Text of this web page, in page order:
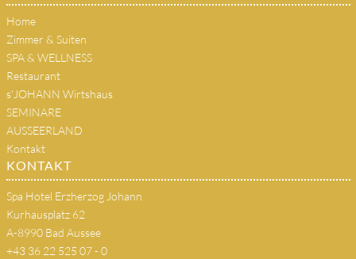
Home
Zimmer & Suiten
SPA & WELLNESS
Restaurant
s'JOHANN Wirtshaus
SEMINARE
AUSSEERLAND
Kontakt
KONTAKT
Spa Hotel Erzherzog Johann
Kurhausplatz 62
A-8990 Bad Aussee
+43 36 22 525 07 - 0